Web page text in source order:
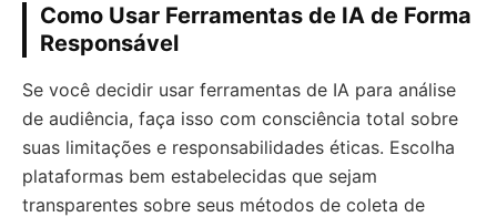
Como Usar Ferramentas de IA de Forma
Responsável
Se você decidir usar ferramentas de IA para análise
de audiência, faça isso com consciência total sobre
suas limitações e responsabilidades éticas. Escolha
plataformas bem estabelecidas que sejam
transparentes sobre seus métodos de coleta de